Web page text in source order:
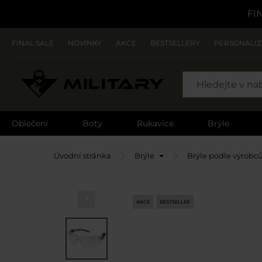
FINAL SALE NOVINKY AKCE BESTSELLERY
Oblečení Boty Rukavice Brýle
Úvodní stránka Brýle Brýle podle výrobců
AKCE BESTSELLER